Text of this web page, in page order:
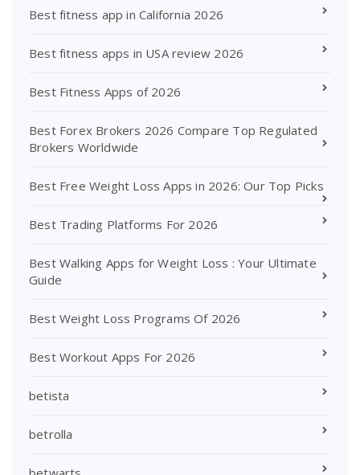
Best fitness app in California 2026
Best fitness apps in USA review 2026
Best Fitness Apps of 2026
Best Forex Brokers 2026 Compare Top Regulated
Brokers Worldwide
Best Free Weight Loss Apps in 2026: Our Top Picks
Best Trading Platforms For 2026
Best Walking Apps for Weight Loss : Your Ultimate
Guide
Best Weight Loss Programs Of 2026
Best Workout Apps For 2026
betista
betrolla